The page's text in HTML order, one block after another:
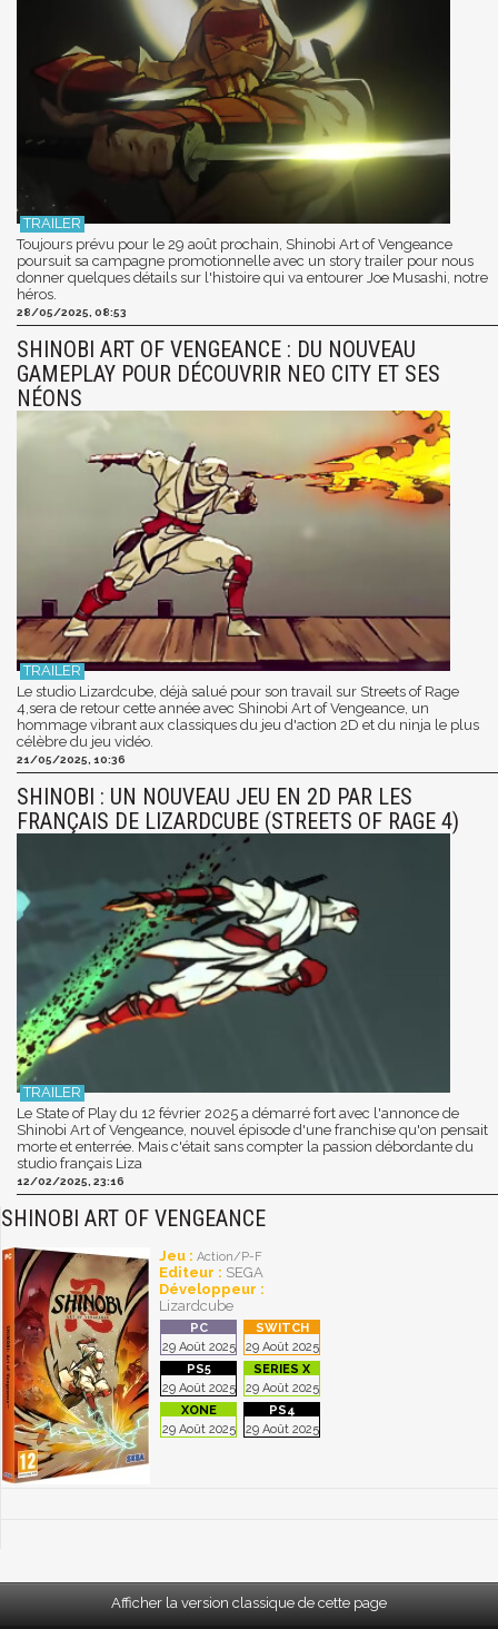
Toujours prévu pour le 29 août prochain, Shinobi Art of Vengeance
poursuit sa campagne promotionnelle avec un story trailer pour nous
donner quelques détails sur l'histoire qui va entourer Joe Musashi, notre
héros.
28/05/2025, 08:53
SHINOBI ART OF VENGEANCE : DU NOUVEAU
GAMEPLAY POUR DÉCOUVRIR NEO CITY ET SES
NÉONS
Le studio Lizardcube, déjà salué pour son travail sur Streets of Rage
4,sera de retour cette année avec Shinobi Art of Vengeance, un
hommage vibrant aux classiques du jeu d'action 2D et du ninja le plus
célèbre du jeu vidéo.
21/05/2025, 10:36
SHINOBI : UN NOUVEAU JEU EN 2D PAR LES
FRANÇAIS DE LIZARDCUBE (STREETS OF RAGE 4)
Le State of Play du 12 février 2025 a démarré fort avec l'annonce de
Shinobi Art of Vengeance, nouvel épisode d'une franchise qu'on pensait
morte et enterrée. Mais c'était sans compter la passion débordante du
studio français Liza
12/02/2025, 23:16
SHINOBI ART OF VENGEANCE
Jeu : Action/P-F
Editeur : SEGA
Développeur :
Lizardcube
29 Août 2025 29 Août 2025
29 Août 2025 29 Août 2025
29 Août 2025 29 Août 2025
Afficher la version classique de cette page